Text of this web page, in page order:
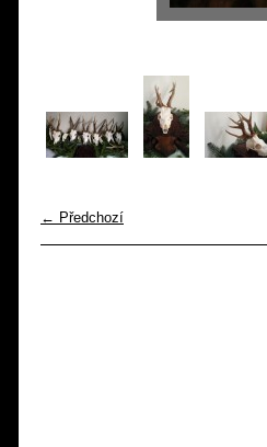
← Předchozí